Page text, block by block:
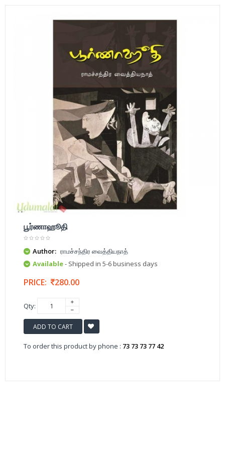
பூர்ணாஹூதி
Author: ராமச்சந்திர வைத்தியநாத்
Available- Shipped in 5-6 business days
PRICE: 280.00
Qty:
ADD TO CART
To order this product by phone : 73 73 73 77 42